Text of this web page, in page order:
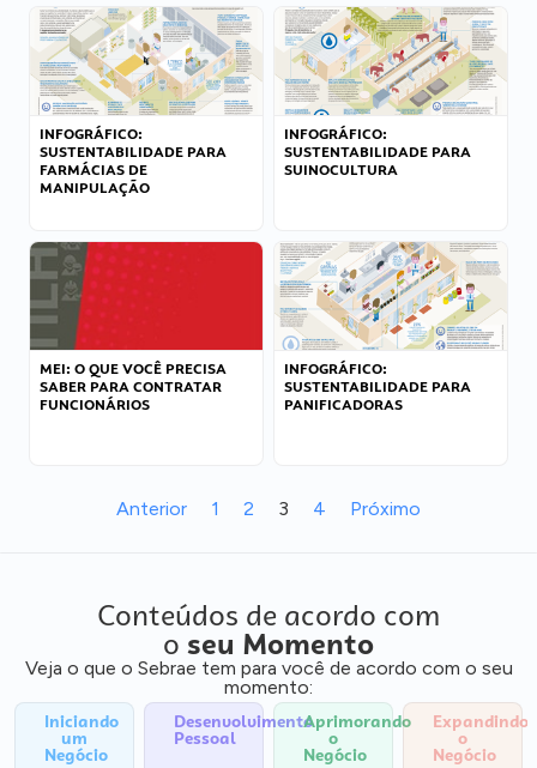
INFOGRÁFICO:
SUSTENTABILIDADE PARA
FARMÁCIAS DE
MANIPULAÇÃO
INFOGRÁFICO:
SUSTENTABILIDADE PARA
SUINOCULTURA
MEI: O QUE VOCÊ PRECISA
SABER PARA CONTRATAR
FUNCIONÁRIOS
INFOGRÁFICO:
SUSTENTABILIDADE PARA
PANIFICADORAS
Anterior 1 2 3 4 Próximo
Conteúdos de acordo com
o seu Momento
Veja o que o Sebrae tem para você de acordo com o seu
momento:
Iniciando
um
Negócio
Desenvolvimento
Pessoal
Aprimorando
o
Negócio
Expandindo
o
Negócio